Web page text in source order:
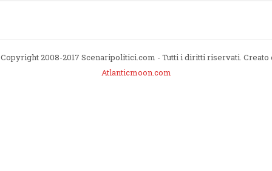
2008-2017 Scenaripolitici.com - Tutti i diritti riservati. Creato
Atlanticmoon.com